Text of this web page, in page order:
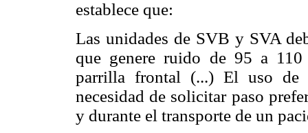
establece que:
Las unidades de SVB y SVA
que genere ruido de 95 a 110
parrilla frontal (...) El uso de
necesidad de solicitar paso
y durante el transporte de un